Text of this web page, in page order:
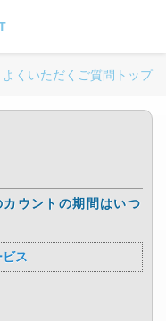
よくいただくご質問トップ
ウントの期間はいつ
ス